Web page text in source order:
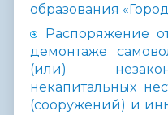
образования
Распоряжение
демонтаже
(или)
некапитальных
(сооружений) и